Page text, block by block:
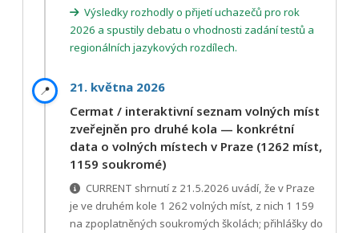
Výsledky rozhodly o přijetí uchazečů pro rok
2026 a spustily debatu o vhodnosti zadání testů a
regionálních jazykových rozdílech.
📍
21. května 2026
Cermat / interaktivní seznam volných míst
zveřejněn pro druhé kola — konkrétní
data o volných místech v Praze (1262 míst,
1159 soukromé)
CURRENT shrnutí z 21.5.2026 uvádí, že v Praze
je ve druhém kole 1 262 volných míst, z nich 1 159
na zpoplatněných soukromých školách; přihlášky do